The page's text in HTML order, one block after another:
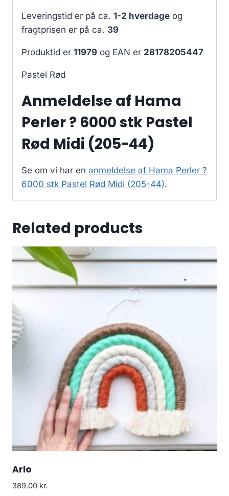
Leveringstid er på ca. 1-2 hverdage og
fragtprisen er på ca. 39
Produktid er 11979 og EAN er 28178205447
Pastel Rød
Anmeldelse af Hama
Perler ? 6000 stk Pastel
Rød Midi (205-44)
Se om vi har en anmeldelse af Hama Perler ?
6000 stk Pastel Rød Midi (205-44).
Related products
Arlo
389.00 kr.